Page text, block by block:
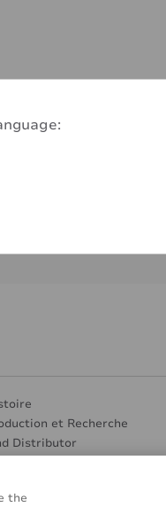
et Recherche
Distributor
the